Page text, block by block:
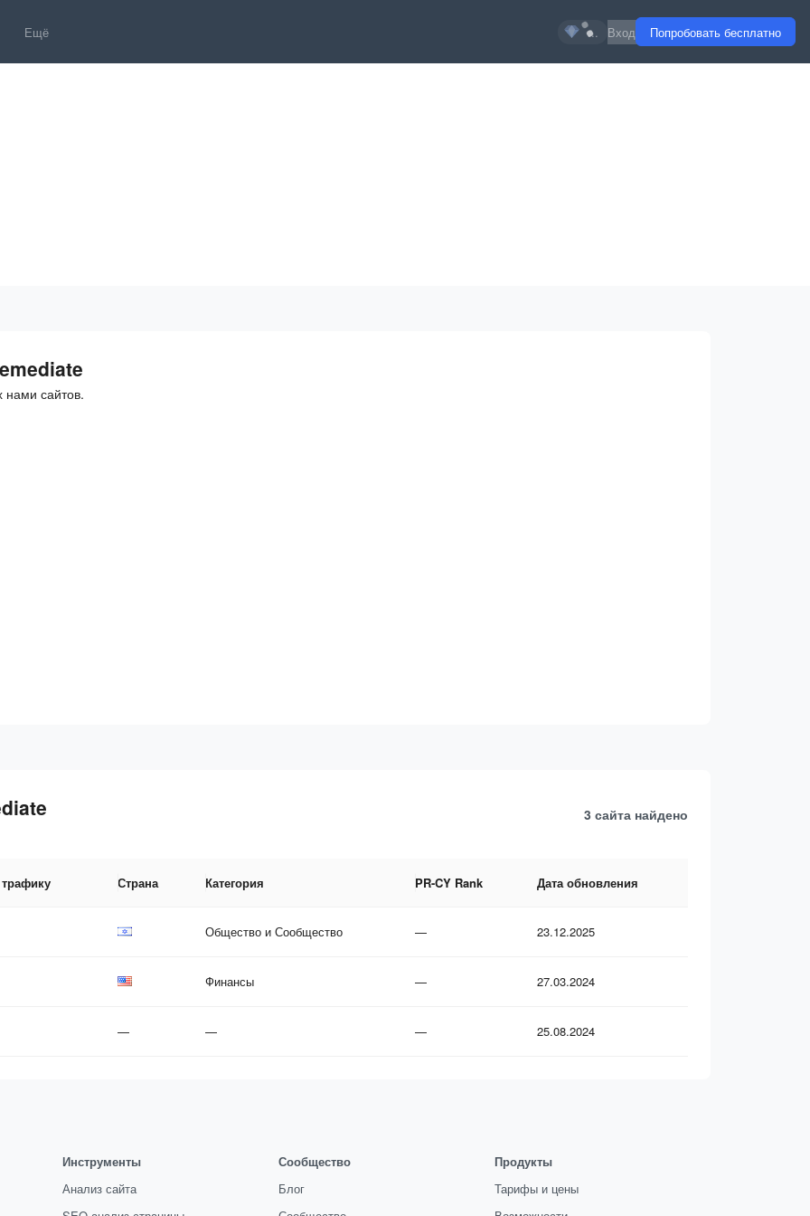
Ещё ... Вход Попробовать бесплатно
нами сайтов.
3 сайта найдено
Страна Категория PR-CY Rank Дата обновления
Общество и Сообщество — 23.12.2025
Финансы — 27.03.2024
— — — 25.08.2024
Инструменты
Анализ сайта
Сообщество
Блог
Продукты
Тарифы и цены